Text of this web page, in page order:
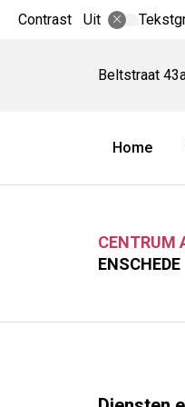
Contrast Uit
Beltstraat
Home
CENTRUM
ENSCHEDE